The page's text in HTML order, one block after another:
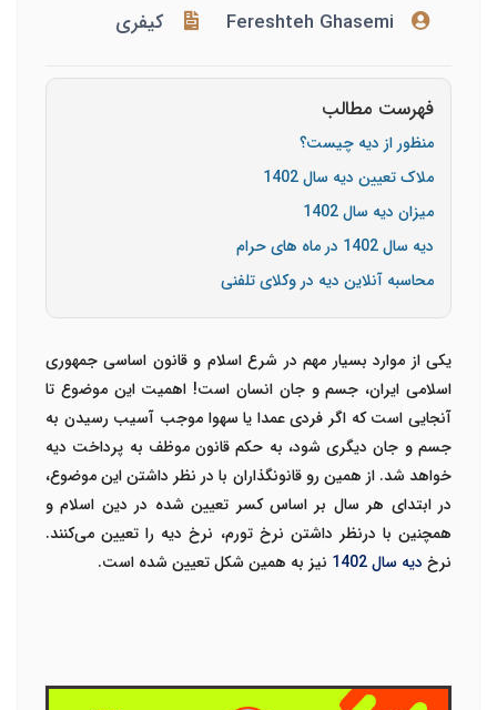
Fereshteh Ghasemi
کیفری
فهرست مطالب
منظور از دیه چیست؟
ملاک تعیین دیه سال 1402
میزان دیه سال 1402
دیه سال 1402 در ماه های حرام
محاسبه آنلاین دیه در وکلای تلفنی
یکی از موارد بسیار مهم در شرع اسلام و قانون اساسی جمهوری
اسلامی ایران، جسم و جان انسان است! اهمیت این موضوع تا
آنجایی است که اگر فردی عمدا یا سهوا موجب آسیب رسیدن به
جسم و جان دیگری شود، به حکم قانون موظف به پرداخت دیه
خواهد شد. از همین رو قانونگذاران با در نظر داشتن این موضوع،
در ابتدای هر سال بر اساس کسر تعیین شده در دین اسلام و
همچنین با درنظر داشتن نرخ تورم، نرخ دیه را تعیین می‌کنند.
نرخ دیه سال 1402 نیز به همین شکل تعیین شده است.